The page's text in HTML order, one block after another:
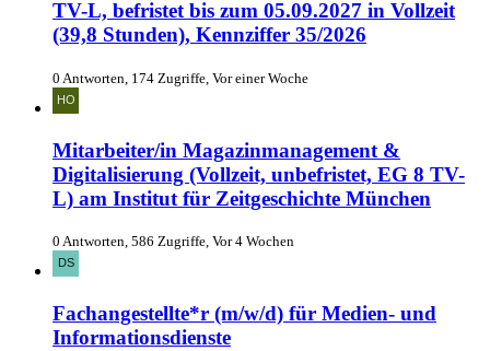
TV-L, befristet bis zum 05.09.2027 in Vollzeit
(39,8 Stunden), Kennziffer 35/2026
0 Antworten, 174 Zugriffe, Vor einer Woche
Mitarbeiter/in Magazinmanagement &
Digitalisierung (Vollzeit, unbefristet, EG 8 TV-
L) am Institut für Zeitgeschichte München
0 Antworten, 586 Zugriffe, Vor 4 Wochen
Fachangestellte*r (m/w/d) für Medien- und
Informationsdienste